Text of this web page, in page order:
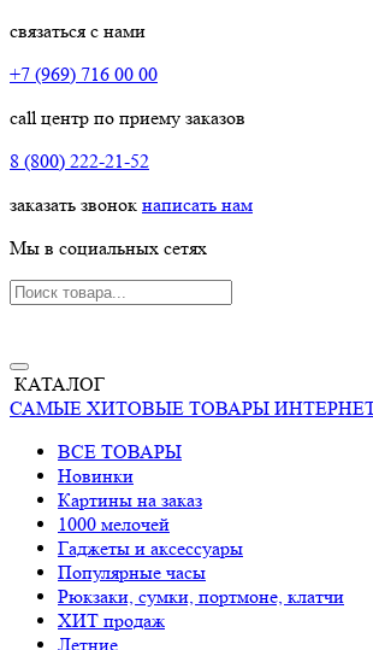
связаться с нами
+7 (969) 716 00 00
call центр по приему заказов
8 (800) 222-21-52
заказать звонок написать нам
Мы в социальных сетях
КАТАЛОГ
САМЫЕ ХИТОВЫЕ ТОВАРЫ
ВСЕ ТОВАРЫ
Новинки
Картины на заказ
1000 мелочей
Гаджеты и аксессуары
Популярные часы
Рюкзаки, сумки, портмоне, клатчи
ХИТ продаж
Летние